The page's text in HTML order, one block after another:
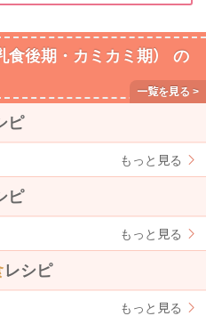
食後期・カミカミ期） の
ピ
もっと見る
ピ
もっと見る
レシピ
もっと見る